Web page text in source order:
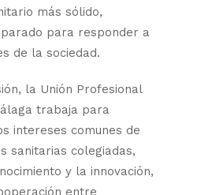
más sólido,
para responder a
de la sociedad.
la Unión Profesional
trabaja para
intereses comunes de
sanitarias colegiadas,
y la innovación,
entre